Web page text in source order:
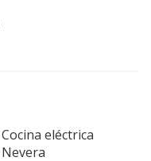
Cocina eléctrica
Nevera